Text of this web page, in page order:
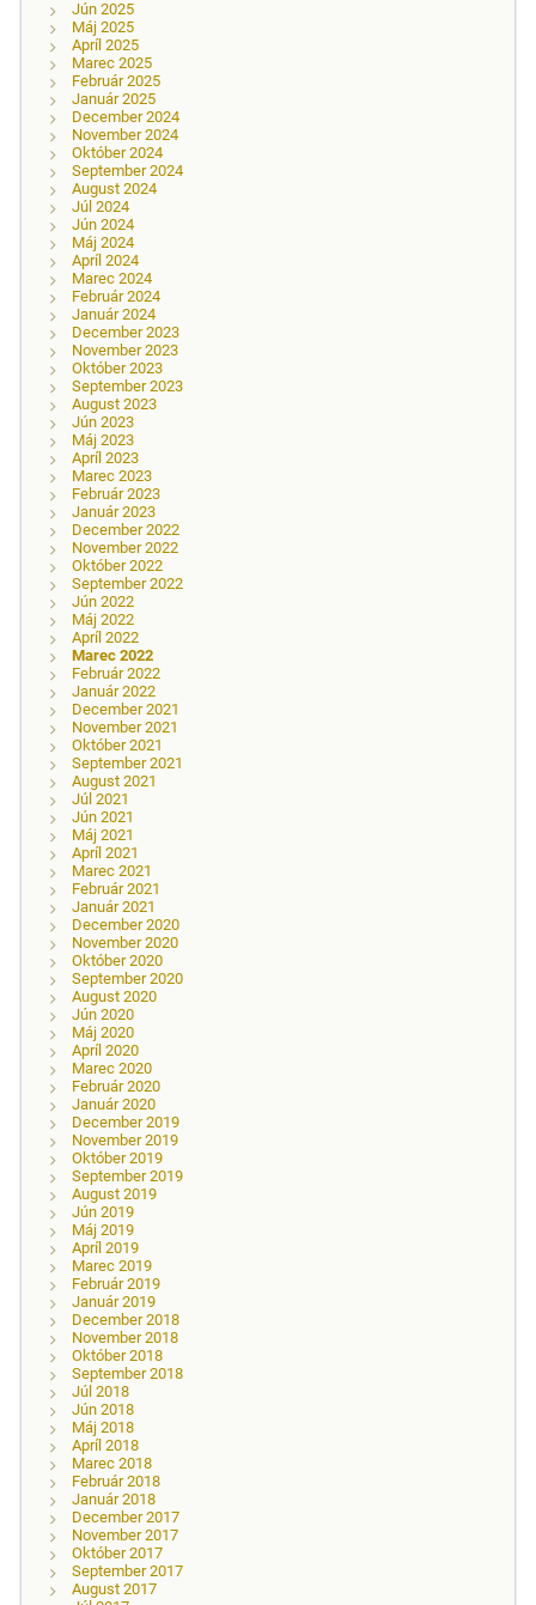
Jún 2025
Máj 2025
Apríl 2025
Marec 2025
Február 2025
Január 2025
December 2024
November 2024
Október 2024
September 2024
August 2024
Júl 2024
Jún 2024
Máj 2024
Apríl 2024
Marec 2024
Február 2024
Január 2024
December 2023
November 2023
Október 2023
September 2023
August 2023
Jún 2023
Máj 2023
Apríl 2023
Marec 2023
Február 2023
Január 2023
December 2022
November 2022
Október 2022
September 2022
Jún 2022
Máj 2022
Apríl 2022
Marec 2022
Február 2022
Január 2022
December 2021
November 2021
Október 2021
September 2021
August 2021
Júl 2021
Jún 2021
Máj 2021
Apríl 2021
Marec 2021
Február 2021
Január 2021
December 2020
November 2020
Október 2020
September 2020
August 2020
Jún 2020
Máj 2020
Apríl 2020
Marec 2020
Február 2020
Január 2020
December 2019
November 2019
Október 2019
September 2019
August 2019
Jún 2019
Máj 2019
Apríl 2019
Marec 2019
Február 2019
Január 2019
December 2018
November 2018
Október 2018
September 2018
Júl 2018
Jún 2018
Máj 2018
Apríl 2018
Marec 2018
Február 2018
Január 2018
December 2017
November 2017
Október 2017
September 2017
August 2017